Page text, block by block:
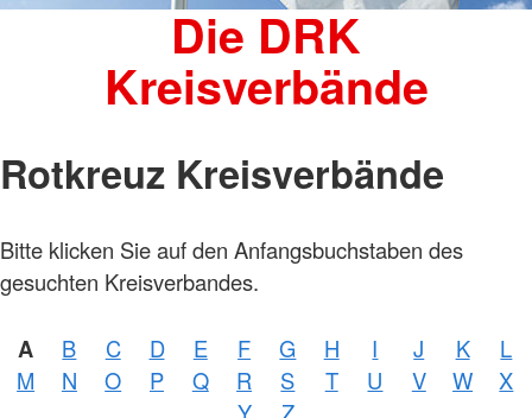
Die DRK
Kreisverbände
Rotkreuz Kreisverbände
Bitte klicken Sie auf den Anfangsbuchstaben des
gesuchten Kreisverbandes.
A B C D E F G H I J K
L
M
N O P Q R S T U V W
X